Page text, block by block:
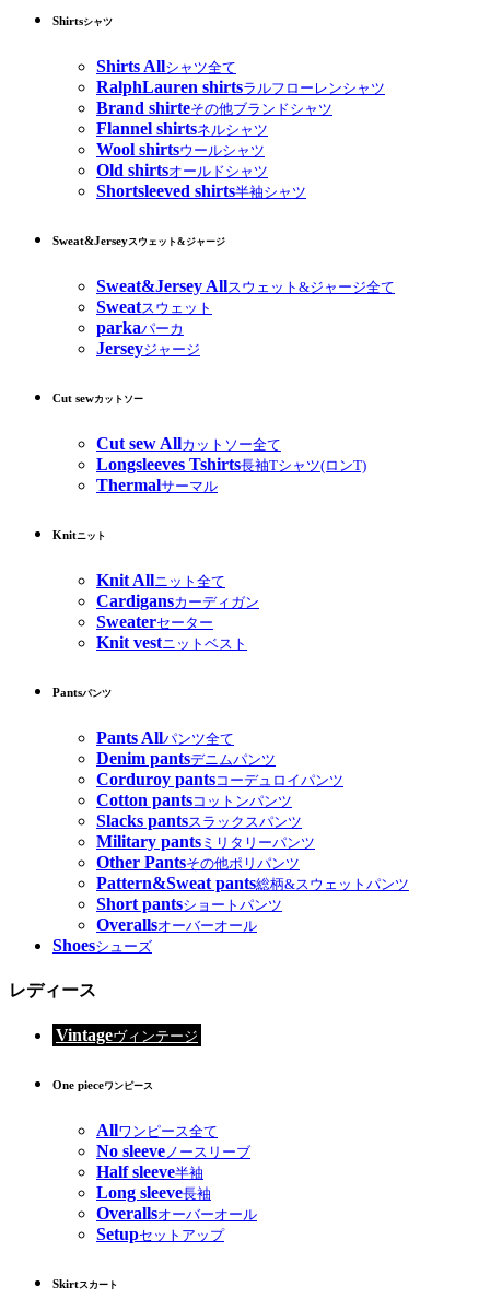
Shirtsシャツ
Shirts Allシャツ全て
RalphLauren shirtsラルフローレンシャツ
Brand shirteその他ブランドシャツ
Flannel shirtsネルシャツ
Wool shirtsウールシャツ
Old shirtsオールドシャツ
Shortsleeved shirts半袖シャツ
Sweat&Jerseyスウェット&ジャージ
Sweat&Jersey Allスウェット&ジャージ全て
Sweatスウェット
parkaパーカ
Jerseyジャージ
Cut sewカットソー
Cut sew Allカットソー全て
Longsleeves Tshirts長袖Tシャツ(ロンT)
Thermalサーマル
Knitニット
Knit Allニット全て
Cardigansカーディガン
Sweaterセーター
Knit vestニットベスト
Pantsパンツ
Pants Allパンツ全て
Denim pantsデニムパンツ
Corduroy pantsコーデュロイパンツ
Cotton pantsコットンパンツ
Slacks pantsスラックスパンツ
Military pants ミリタリーパンツ
Other Pantsその他ポリパンツ
Pattern&Sweat pants総柄&スウェットパンツ
Short pantsショートパンツ
Overallsオーバーオール
Shoesシューズ
レディース
Vintageヴィンテージ
One pieceワンピース
Allワンピース全て
No sleeveノースリーブ
Half sleeve半袖
Long sleeve長袖
Overallsオーバーオール
Setupセットアップ
Skirtスカート